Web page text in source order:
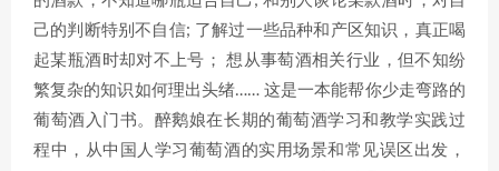
己的判断特别不自信; 了解过一些品种和产区知识，真正喝
起某瓶酒时却对不上号； 想从事萄酒相关行业，但不知纷
繁复杂的知识如何理出头绪…… 这是一本能帮你少走弯路的
葡萄酒入门书。醉鹅娘在长期的葡萄酒学习和教学实践过
程中，从中国人学习葡萄酒的实用场景和常见误区出发，